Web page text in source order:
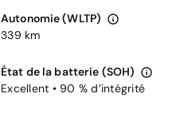
Autonomie (WLTP)
339 km
État de la batterie (SOH)
Excellent • 90 % d’intégrité